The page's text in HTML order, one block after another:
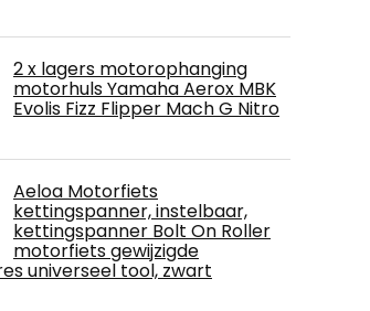
2 x lagers motorophanging
motorhuls Yamaha Aerox MBK
Evolis Fizz Flipper Mach G Nitro
Aeloa Motorfiets
kettingspanner, instelbaar,
kettingspanner Bolt On Roller
motorfiets gewijzigde
universeel tool, zwart